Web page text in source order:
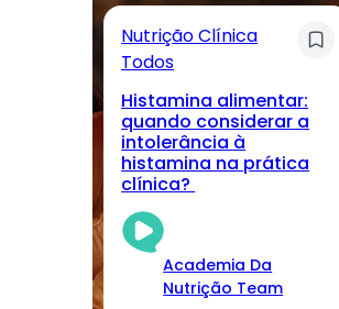
Nutrição Clínica
Todos
Histamina alimentar:
quando considerar a
intolerância à
histamina na prática
clínica?
Academia Da
Nutrição Team